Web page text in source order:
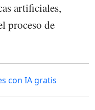
artificiales,
proceso de
con IA gratis